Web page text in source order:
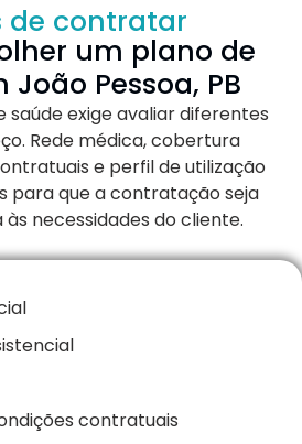
de contratar
um plano de
Pessoa, PB
saúde exige avaliar diferentes
Rede médica, cobertura
e perfil de utilização
para que a contratação seja
necessidades do cliente.
contratuais